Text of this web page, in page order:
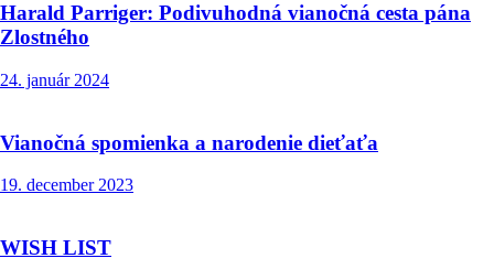
Harald Parriger: Podivuhodná vianočná cesta pána
Zlostného
24. január 2024
Vianočná spomienka a narodenie dieťaťa
19. december 2023
WISH LIST